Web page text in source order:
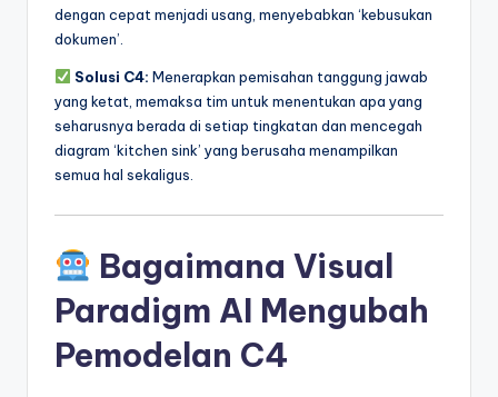
dengan cepat menjadi usang, menyebabkan ‘kebusukan
dokumen’.
Solusi C4: Menerapkan pemisahan tanggung jawab
yang ketat, memaksa tim untuk menentukan apa yang
seharusnya berada di setiap tingkatan dan mencegah
diagram ‘kitchen sink’ yang berusaha menampilkan
semua hal sekaligus.
Bagaimana Visual
Paradigm AI Mengubah
Pemodelan C4